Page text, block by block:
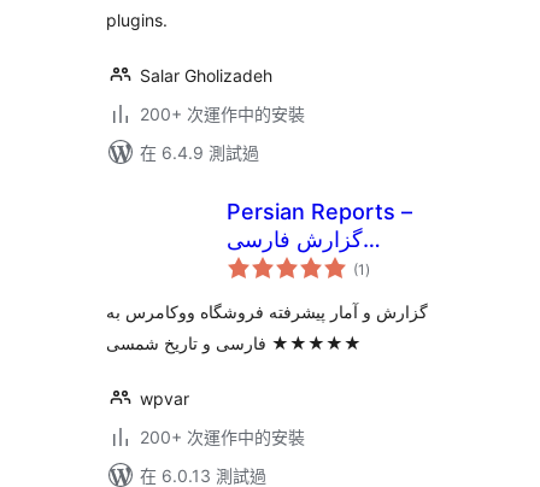
plugins.
Salar Gholizadeh
200+ 次運作中的安裝
在 6.4.9 測試過
Persian Reports –
گزارش فارسی
ووکامرس
(1 總
評)
گزارش و آمار پیشرفته فروشگاه ووکامرس به
فارسی و تاریخ شمسی ★★★★★
wpvar
200+ 次運作中的安裝
在 6.0.13 測試過